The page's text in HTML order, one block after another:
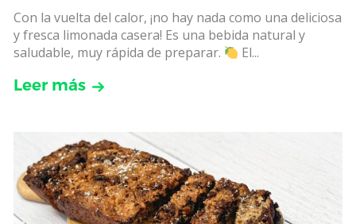
Con la vuelta del calor, ¡no hay nada como una deliciosa
y fresca limonada casera! Es una bebida natural y
saludable, muy rápida de preparar.
El...
Leer más